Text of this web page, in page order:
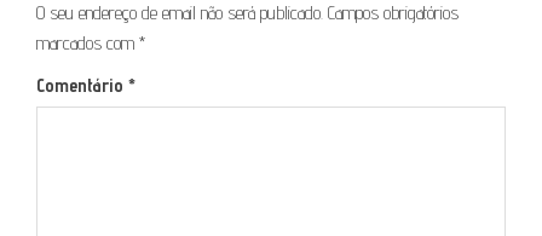
O seu endereço de email não será publicado. Campos obrigatórios
marcados com *
Comentário *